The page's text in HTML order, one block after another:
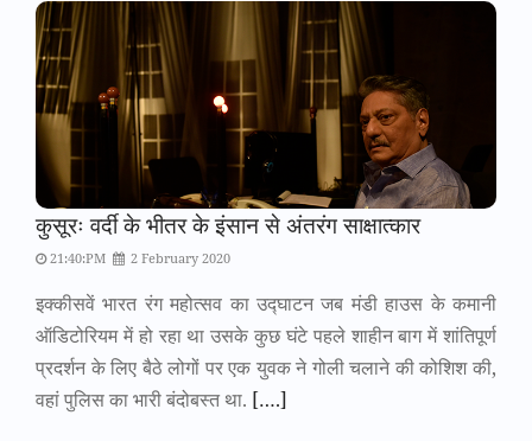
कुसूरः वर्दी के भीतर के इंसान से अंतरंग साक्षात्कार
21:40:PM 2 February 2020
इक्कीसवें भारत रंग महोत्सव का उद्घाटन जब मंडी हाउस के कमानी
ऑडिटोरियम में हो रहा था उसके कुछ घंटे पहले शाहीन बाग में शांतिपूर्ण
प्रदर्शन के लिए बैठे लोगों पर एक युवक ने गोली चलाने की कोशिश की,
वहां पुलिस का भारी बंदोबस्त था. [….]